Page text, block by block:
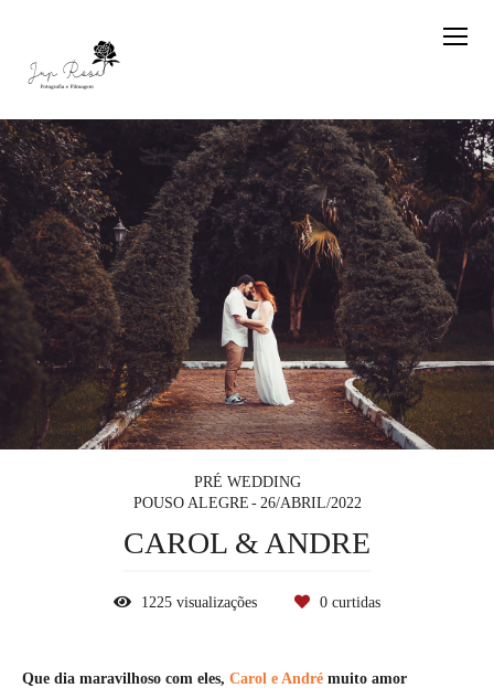
PRÉ WEDDING
POUSO ALEGRE
26/ABRIL/2022
CAROL & ANDRE
1225 visualizações 0 curtidas
Que dia maravilhoso com eles, Carol e André muito amor